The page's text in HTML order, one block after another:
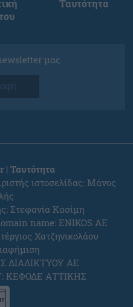
Ταυτότητα
μας
Ταυτότητα
ιστοσελίδας: Μάνος
Στεφανία Κασίμη
name: ENIKOS AE
Χατζηνικολάου
ΔΙΑΔΙΚΤΥΟΥ ΑΕ
ΚΕΦΟΔΕ ΑΤΤΙΚΗΣ